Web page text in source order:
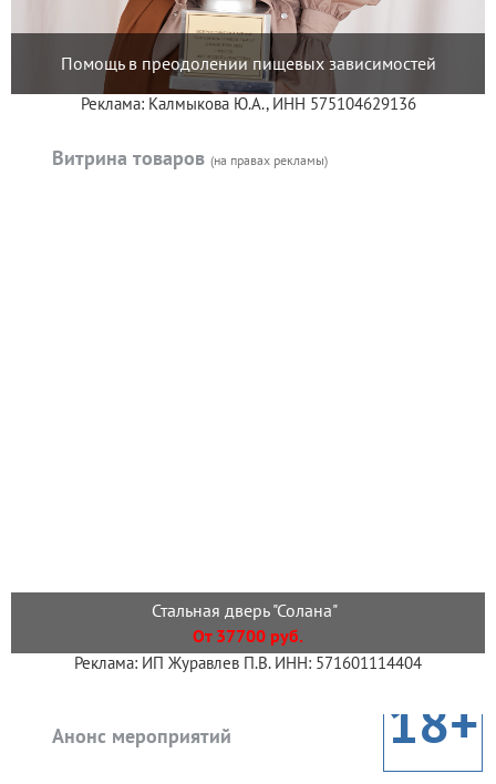
Помощь в преодолении пищевых зависимостей
Реклама: Калмыкова Ю.А., ИНН 575104629136
Витрина товаров (на правах рекламы)
Стальная дверь "Солана"
От 37700 руб.
Реклама: ИП Журавлев П.В. ИНН: 571601114404
Анонс мероприятий 18+